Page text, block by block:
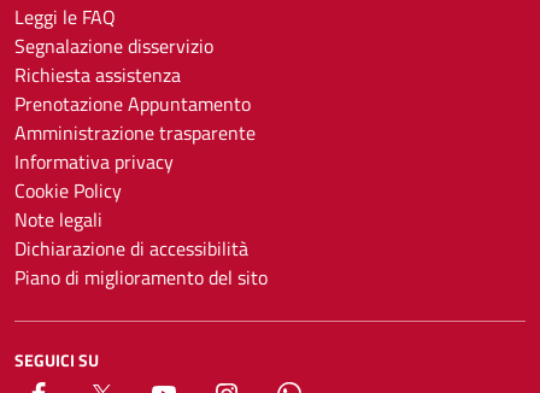
Leggi le FAQ
Segnalazione disservizio
Richiesta assistenza
Prenotazione Appuntamento
Amministrazione trasparente
Informativa privacy
Cookie Policy
Note legali
Dichiarazione di accessibilità
Piano di miglioramento del sito
SEGUICI SU